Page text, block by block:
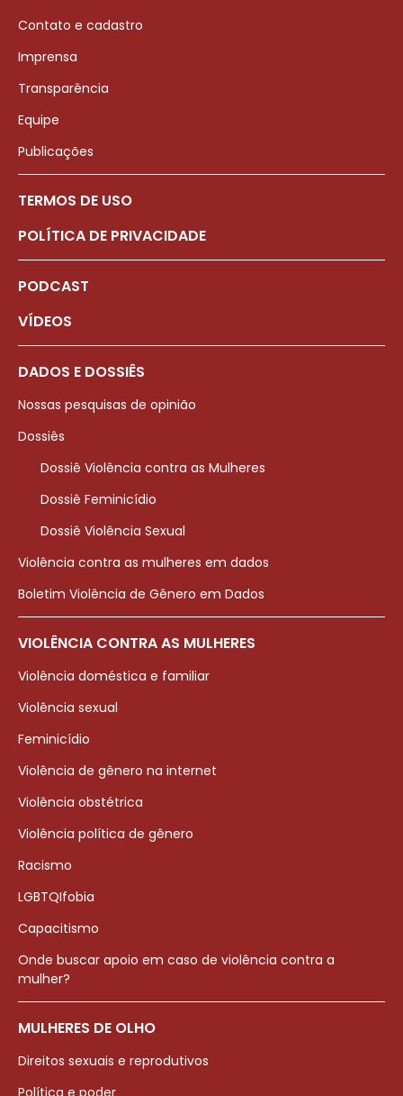
Contato e cadastro
Imprensa
Transparência
Equipe
Publicações
TERMOS DE USO
POLÍTICA DE PRIVACIDADE
PODCAST
VÍDEOS
DADOS E DOSSIÊS
Nossas pesquisas de opinião
Dossiês
Dossiê Violência contra as Mulheres
Dossiê Feminicídio
Dossiê Violência Sexual
Violência contra as mulheres em dados
Boletim Violência de Gênero em Dados
VIOLÊNCIA CONTRA AS MULHERES
Violência doméstica e familiar
Violência sexual
Feminicídio
Violência de gênero na internet
Violência obstétrica
Violência política de gênero
Racismo
LGBTQIfobia
Capacitismo
Onde buscar apoio em caso de violência contra a
mulher?
MULHERES DE OLHO
Direitos sexuais e reprodutivos